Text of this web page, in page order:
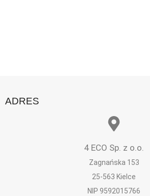
ADRES
4 ECO Sp. z o.o.
Zagnańska 153
25-563 Kielce
NIP 9592015766